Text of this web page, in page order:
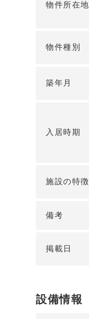
物件所在地
物件種別
築年月
入居時期
施設の特徴
備考
掲載日
設備情報